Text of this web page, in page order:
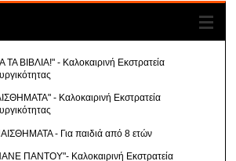
ΒΙΒΛΙΑ!" - Καλοκαιρινή Εκστρατεία
- Καλοκαιρινή Εκστρατεία
- Για παιδιά από 8 ετών
ΠΑΝΤΟΥ"- Καλοκαιρινή Εκστρατεία